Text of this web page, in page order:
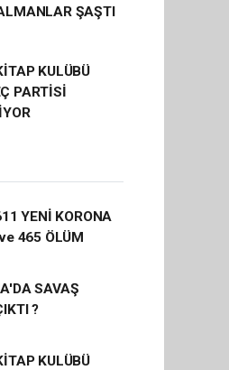
ŞAŞTI
KULÜBÜ
PARTİSİ
YENİ KORONA
465 ÖLÜM
SAVAŞ
?
KULÜBÜ